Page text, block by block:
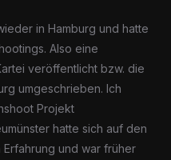
in Hamburg und hatte
Also eine
veröffentlicht bzw. die
umgeschrieben. Ich
Projekt
hatte sich auf den
und war früher